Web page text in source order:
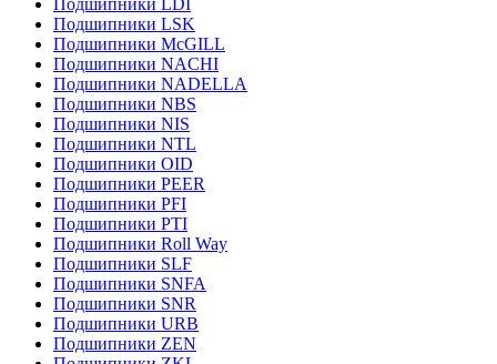
Подшипники LDI
Подшипники LSK
Подшипники McGILL
Подшипники NACHI
Подшипники NADELLA
Подшипники NBS
Подшипники NIS
Подшипники NTL
Подшипники OID
Подшипники PEER
Подшипники PFI
Подшипники PTI
Подшипники Roll Way
Подшипники SLF
Подшипники SNFA
Подшипники SNR
Подшипники URB
Подшипники ZEN